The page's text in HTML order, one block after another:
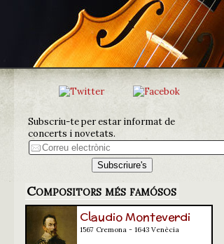
Subscriu-te per estar informat de
concerts i novetats.
Compositors més famósos
Claudio Monteverdi
1567 Cremona - 1643 Venècia